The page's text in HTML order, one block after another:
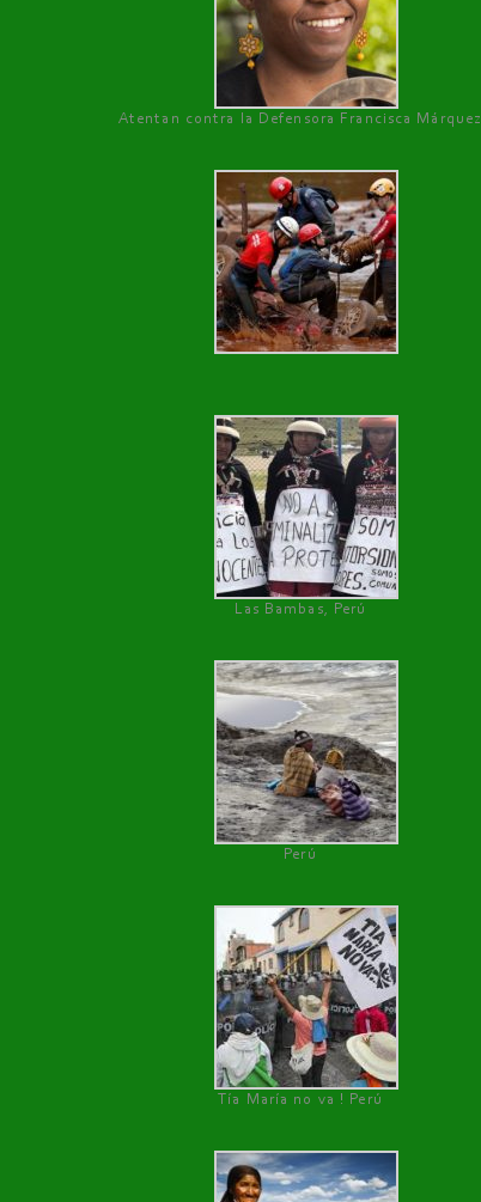
Atentan contra la Defensora Francisca Márquez
Las Bambas, Perú
Perú
Tía María no va ! Perú